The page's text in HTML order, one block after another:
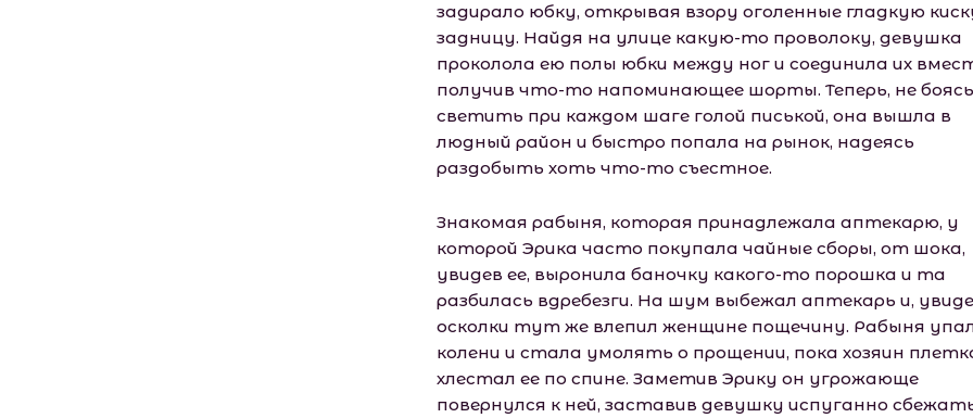
задирало юбку, открывая взору оголенные гладкую
задницу. Найдя на улице какую-то проволоку, девушка
проколола ею полы юбки между ног и соединила их
получив что-то напоминающее шорты. Теперь, не боясь
светить при каждом шаге голой писькой, она вышла в
людный район и быстро попала на рынок, надеясь
раздобыть хоть что-то съестное.
Знакомая рабыня, которая принадлежала аптекарю, у
которой Эрика часто покупала чайные сборы, от шока,
увидев ее, выронила баночку какого-то порошка и та
разбилась вдребезги. На шум выбежал аптекарь и,
осколки тут же влепил женщине пощечину. Рабыня
колени и стала умолять о прощении, пока хозяин
хлестал ее по спине. Заметив Эрику он угрожающе
повернулся к ней, заставив девушку испуганно